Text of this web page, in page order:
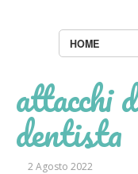
HOME
attacchi
dentista
2 Agosto 2022